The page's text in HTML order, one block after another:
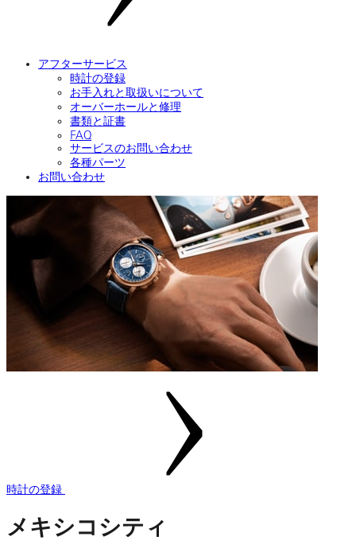
アフターサービス
時計の登録
お手入れと取扱いについて
オーバーホールと修理
書類と証書
FAQ
サービスのお問い合わせ
各種パーツ
お問い合わせ
時計の登録
メキシコシティ